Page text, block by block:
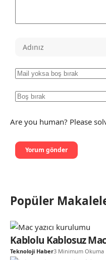
Are you human? Please
Popüler
Kablolu Kablosuz Mac
Teknoloji Haber3 Minimum Okuma